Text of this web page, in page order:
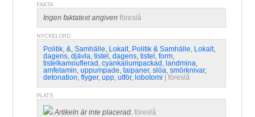
FAKTA
Ingen faktatext angiven föreslå
NYCKELORD
Politik, &, Samhälle, Lokalt, Politik & Samhälle, Lokalt,
dagens, djävla, tistel , dagens, tistel , form,
tistelkamouflerad , cyankaliumpackad , landmina,
amfetamin, uppumpade, taipaner, slöa, smörknivar,
detonation, flyger, upp, utför, lobotomi föreslå
PLATS
Artikeln är inte placerad. föreslå